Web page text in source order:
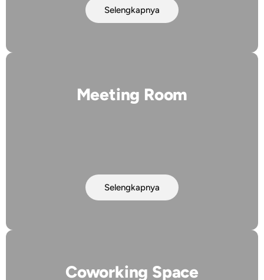
Selengkapnya
Meeting Room
Selengkapnya
Coworking Space